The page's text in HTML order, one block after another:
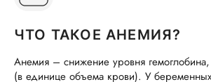
ЧТО ТАКОЕ АНЕМИЯ?
Анемия – снижение уровня гемоглобина,
(в единице объема крови). У